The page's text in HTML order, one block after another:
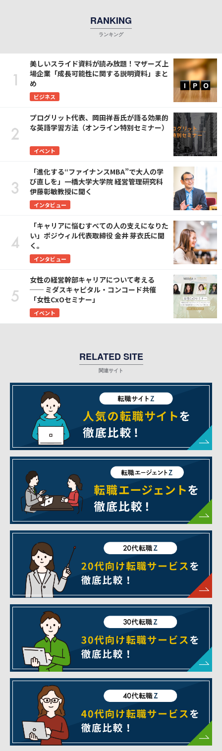
RANKING
美しいスライド資料が読み放題！マザーズ上
場企業「成長可能性に関する説明資料」まと
め
ビジネス
プログリット代表、岡田祥吾氏が語る効果的
な英語学習方法（オンライン特別セミナー）
イベント
「進化する“ファイナンスMBA”で大人の学
び直しを」一橋大学大学院 経営管理研究科
伊藤彰敏教授に聞く
インタビュー
「キャリアに悩むすべての人の支えになりた
い」ポジウィル代表取締役 金井 芽衣氏に聞
く。
インタビュー
女性の経営幹部キャリアについて考える
── ミダスキャピタル・コンコード共催
「女性CxOセミナー」
イベント
RELATED SITE